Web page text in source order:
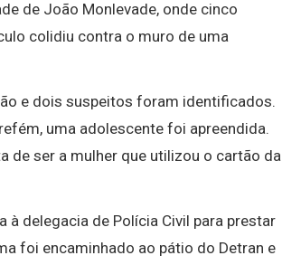
de João Monlevade, onde cinco
colidiu contra o muro de uma
e dois suspeitos foram identificados.
uma adolescente foi apreendida.
de ser a mulher que utilizou o cartão da
delegacia de Polícia Civil para prestar
foi encaminhado ao pátio do Detran e